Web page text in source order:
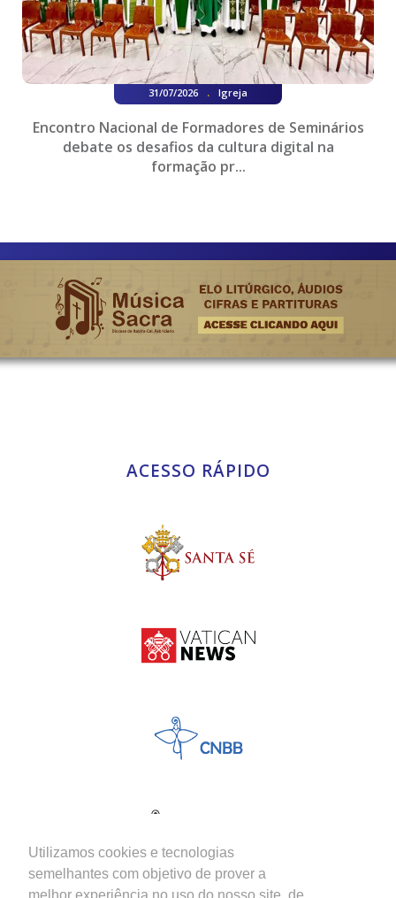
Utilizamos cookies e tecnologias
semelhantes com objetivo de prover a
31/07/2026 . Igreja
Encontro Nacional de Formadores de Seminários
debate os desafios da cultura digital na
formação pr...
ACESSO RÁPIDO